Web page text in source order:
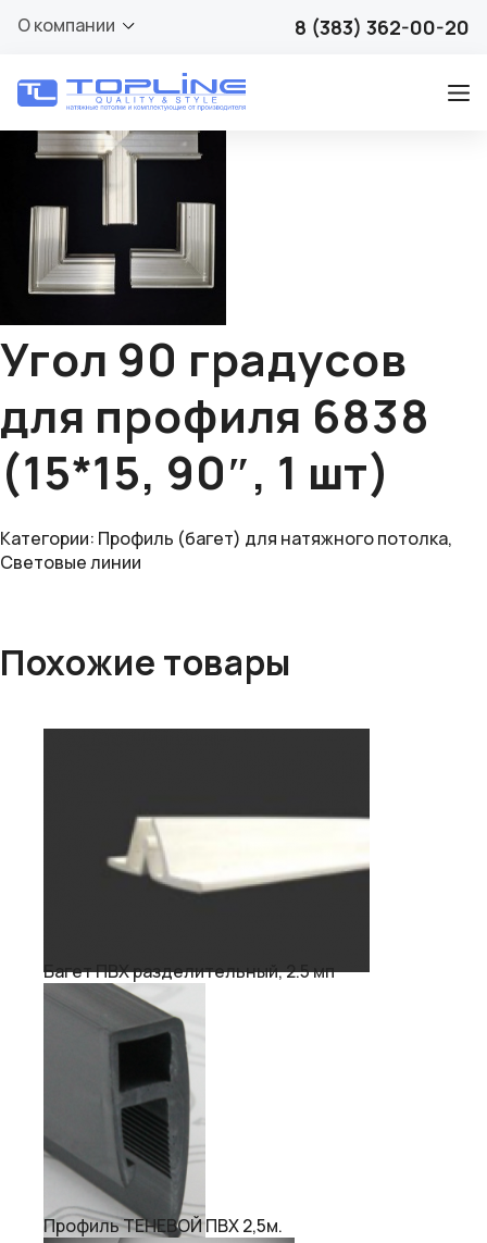
О компании 8 (383) 362-00-20
Угол 90 градусов
для профиля 6838
(15*15, 90″, 1 шт)
Категории: Профиль (багет) для натяжного потолка,
Световые линии
Похожие товары
Багет ПВХ разделительный, 2.5 мп
Профиль ТЕНЕВОЙ ПВХ 2,5м.